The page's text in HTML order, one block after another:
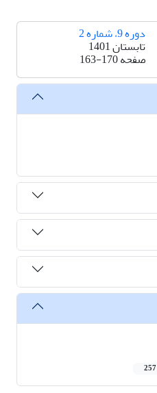
دوره 9، شماره 2
تابستان 1401
صفحه163-170
257